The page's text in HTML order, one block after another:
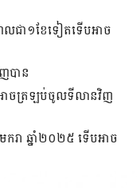
ល​ជា​១​ខែ​ទៀត​​ទើប​អាច​
បាន​
អាច​ត្រឡប់​ចូល​ទីលាន​វិញ​
រា ឆ្នាំ​២០២៥ ទើប​អាច​